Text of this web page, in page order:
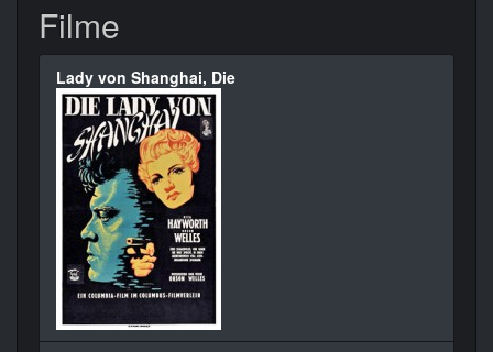
Filme
Lady von Shanghai, Die